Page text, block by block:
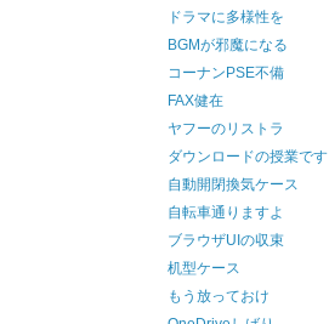
ドラマに多様性を
BGMが邪魔になる
コーナンPSE不備
FAX健在
ヤフーのリストラ
ダウンロードの授業です
自動開閉換気ケース
自転車通りますよ
ブラウザUIの収束
机型ケース
もう放っておけ